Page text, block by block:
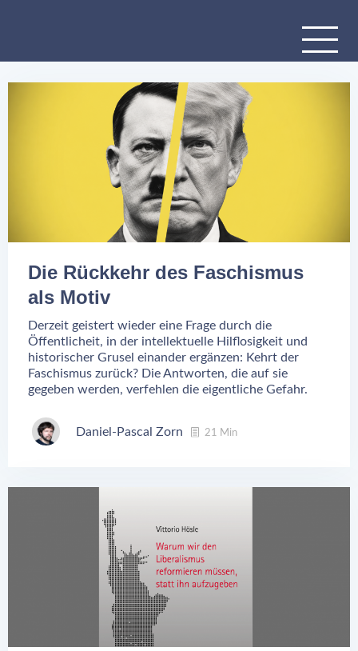
Die Rückkehr des Faschismus
als Motiv
Derzeit geistert wieder eine Frage durch die
Öffentlicheit, in der intellektuelle Hilflosigkeit und
historischer Grusel einander ergänzen: Kehrt der
Faschismus zurück? Die Antworten, die auf sie
gegeben werden, verfehlen die eigentliche Gefahr.
Daniel-Pascal Zorn 21 Min